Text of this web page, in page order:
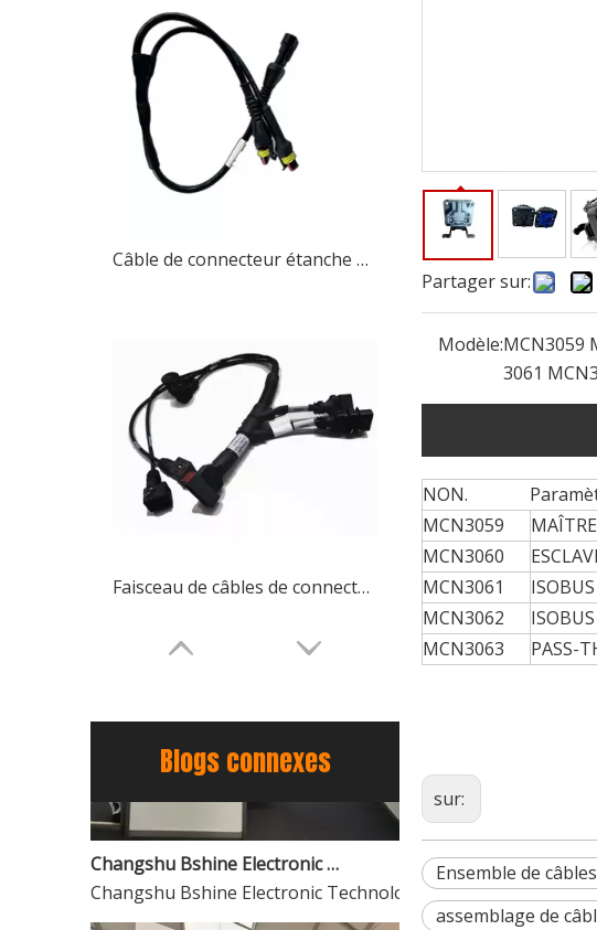
Câble de connecteur étanche de fabrication sur mesure, agricole et automobile complet
Faisceau de câbles de connecteurs originaux étanches pour machines agricoles, fourniture directe par OEM en usine
Blogs connexes
Anhui Bshine Intelligent Technology Co., Ltd. a
Changshu Bshine Electronic Technology Co., Ltd. Brille à l'exposition du Brésil 2025
Changshu Bshine Electronic Technology Co., Ltd. Brille à
Partager sur:
Modèle:MCN3059
3061
NON.
MCN3059
MCN3060
MCN3061
MCN3062
MCN3063
PASS-
sur:
Ensemble de
assemblage de